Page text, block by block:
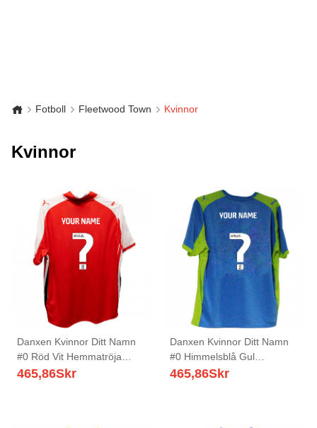
Fotboll Fleetwood Town Kvinnor
Kvinnor
Danxen Kvinnor Ditt Namn
#0 Röd Vit Hemmatröja
Matchtröjor 2025/26 Tröjor
465,86Skr
Danxen Kvinnor Ditt Namn
#0 Himmelsblå Gul
Bortatröja Matchtröjor
465,86Skr